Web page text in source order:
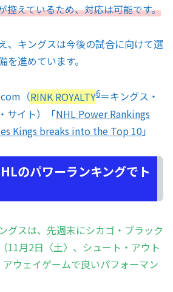
控えているため、対応は可能です。
、キングスは今後の試合に向けて選
進めています。
（RINK ROYALTY6＝キングス・
サイト）「NHL Power Rankings
Kings breaks into the Top 10」
のパワーランキングでト
グスは、先週末にシカゴ・ブラック
11月2日〈土〉、シュート・アウト
ウェイゲームで良いパフォーマン